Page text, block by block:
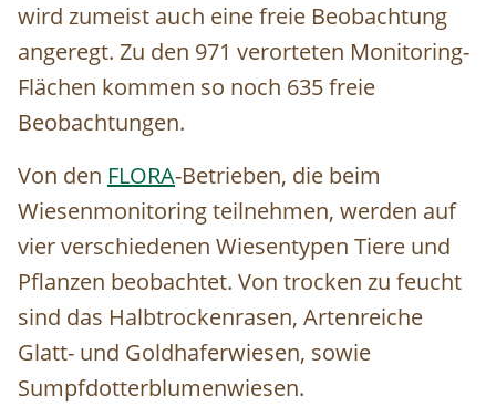
wird zumeist auch eine freie Beobachtung
angeregt. Zu den 971 verorteten Monitoring-
Flächen kommen so noch 635 freie
Beobachtungen.
Von den FLORA-Betrieben, die beim
Wiesenmonitoring teilnehmen, werden auf
vier verschiedenen Wiesentypen Tiere und
Pflanzen beobachtet. Von trocken zu feucht
sind das Halbtrockenrasen, Artenreiche
Glatt- und Goldhaferwiesen, sowie
Sumpfdotterblumenwiesen.